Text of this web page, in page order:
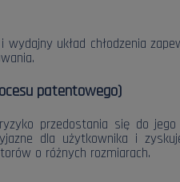
układ chłodzenia
patentowego)
przedostania się do
dla użytkownika i
o różnych rozmiarach.